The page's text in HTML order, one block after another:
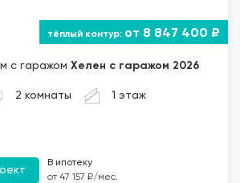
от 8 847 400 ₽
с гаражом Хелен с гаражом 2026
2 комнаты 1 этаж
В ипотеку
от 47 157 ₽/мес.